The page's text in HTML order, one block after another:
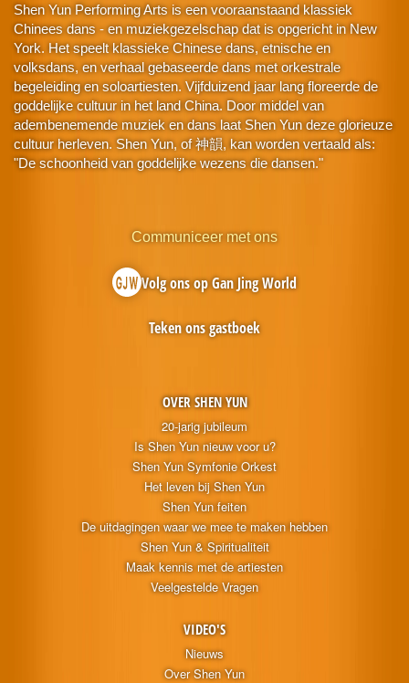
Shen Yun Performing Arts is een vooraanstaand klassiek
Chinees dans - en muziekgezelschap dat is opgericht in New
York. Het speelt klassieke Chinese dans, etnische en
volksdans, en verhaal gebaseerde dans met orkestrale
begeleiding en soloartiesten. Vijfduizend jaar lang floreerde de
goddelijke cultuur in het land China. Door middel van
adembenemende muziek en dans laat Shen Yun deze glorieuze
cultuur herleven. Shen Yun, of 神韻, kan worden vertaald als:
"De schoonheid van goddelijke wezens die dansen."
OVER SHEN YUN
20-jarig jubileum
Is Shen Yun nieuw voor u?
Shen Yun Symfonie Orkest
Het leven bij Shen Yun
Shen Yun feiten
De uitdagingen waar we mee te maken hebben
Shen Yun & Spiritualiteit
Maak kennis met de artiesten
Veelgestelde Vragen
VIDEO'S
Nieuws
Over Shen Yun
Communiceer met ons
Volg ons op Gan Jing World
Teken ons gastboek